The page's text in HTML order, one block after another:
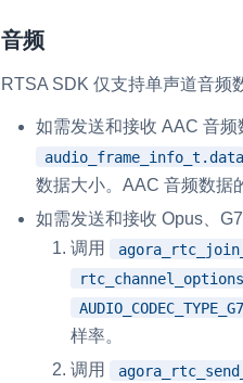
一整套高可靠、低时延、高
全球化的即时聊天云服务。
对接国内外多家 CDN 供应
体播放体验最佳的 CDN 直
媒体流加速
为智能硬件提供优质的媒体
音频
RTSA SDK 仅支持单声道音频
如需发送和接收 AAC 音频
数据大小。AAC 音频数据
如需发送和接收 Opus、
调用
样率。
调用